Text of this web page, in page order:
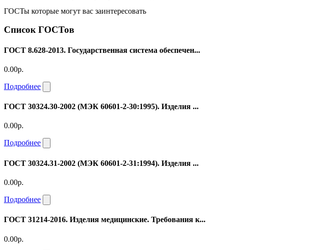
ГОСТы которые могут вас заинтересовать
Список ГОСТов
ГОСТ 8.628-2013. Государственная система обеспечен...
0.00р.
Подробнее
ГОСТ 30324.30-2002 (МЭК 60601-2-30:1995). Изделия ...
0.00р.
Подробнее
ГОСТ 30324.31-2002 (МЭК 60601-2-31:1994). Изделия ...
0.00р.
Подробнее
ГОСТ 31214-2016. Изделия медицинские. Требования к...
0.00р.